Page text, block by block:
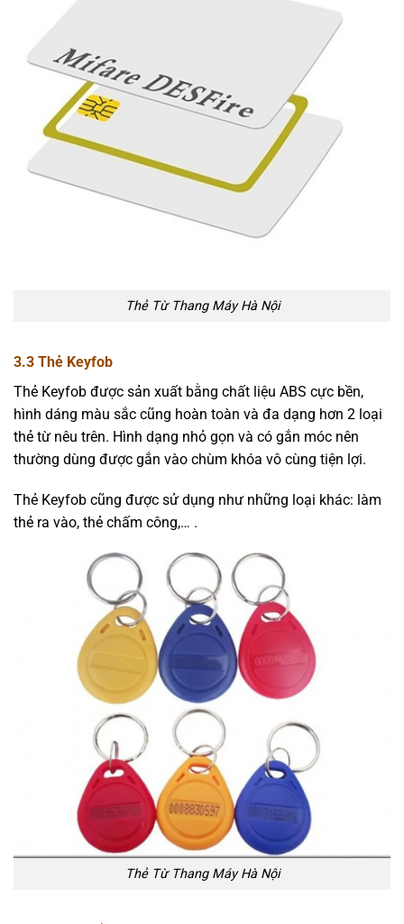
Thẻ Từ Thang Máy Hà Nội
3.3 Thẻ Keyfob
Thẻ Keyfob được sản xuất bằng chất liệu ABS cực bền,
hình dáng màu sắc cũng hoàn toàn và đa dạng hơn 2 loại
thẻ từ nêu trên. Hình dạng nhỏ gọn và có gắn móc nên
thường dùng được gắn vào chùm khóa vô cùng tiện lợi.
Thẻ Keyfob cũng được sử dụng như những loại khác: làm
thẻ ra vào, thẻ chấm công,… .
Thẻ Từ Thang Máy Hà Nội